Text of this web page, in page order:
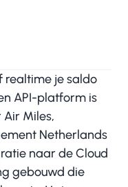
realtime je saldo
API-platform is
Miles,
Netherlands
naar de Cloud
gebouwd die